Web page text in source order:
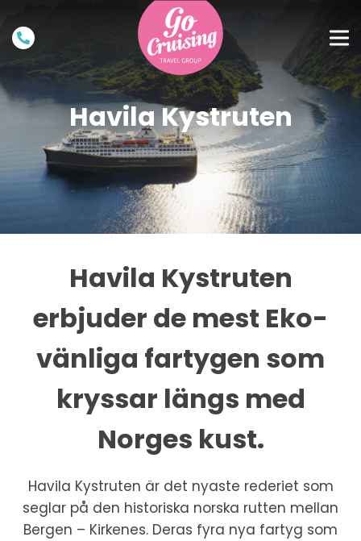
Havila Kystruten
Havila Kystruten
erbjuder de mest Eko-
vänliga fartygen som
kryssar längs med
Norges kust.
Havila Kystruten är det nyaste rederiet som
seglar på den historiska norska rutten mellan
Bergen – Kirkenes. Deras fyra nya fartyg som